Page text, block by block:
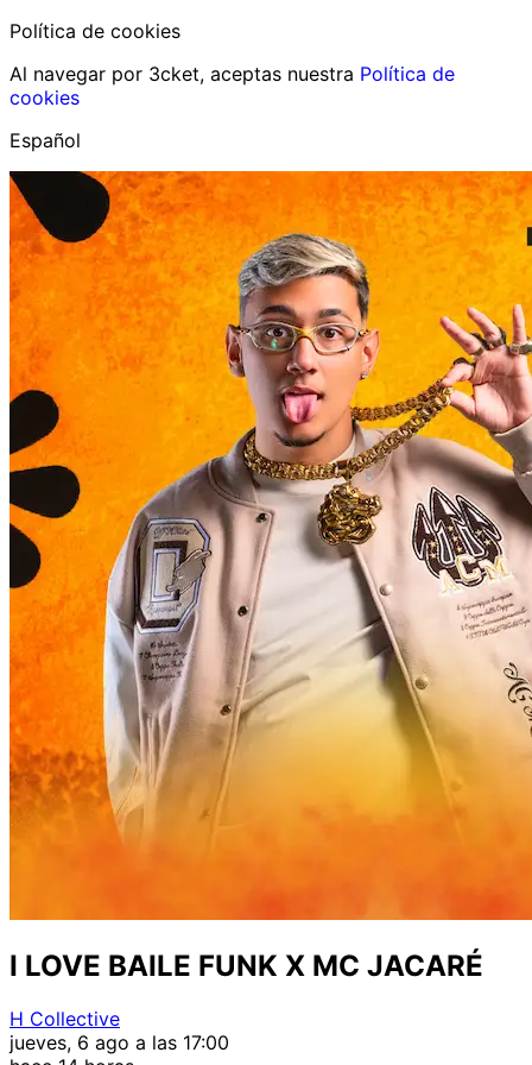
Política de cookies
Al navegar por 3cket, aceptas nuestra Política de
cookies
Español
I LOVE BAILE FUNK X MC JACARÉ
H Collective
jueves, 6 ago a las 17:00